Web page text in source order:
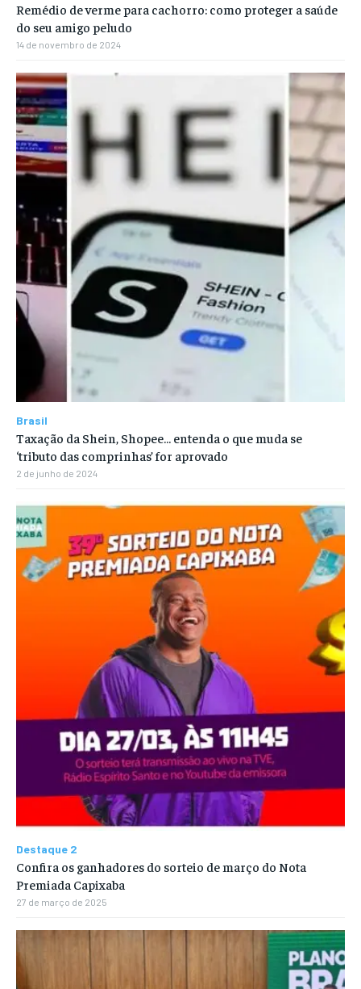
Remédio de verme para cachorro: como proteger a saúde
do seu amigo peludo
14 de novembro de 2024
Brasil
Taxação da Shein, Shopee… entenda o que muda se
‘tributo das comprinhas’ for aprovado
2 de junho de 2024
Destaque 2
Confira os ganhadores do sorteio de março do Nota
Premiada Capixaba
27 de março de 2025